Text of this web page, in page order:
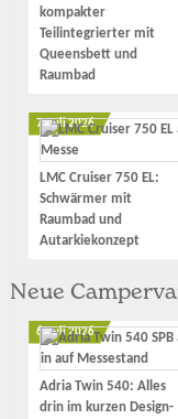
kompakter
Teilintegrierter mit
Queensbett und
Raumbad
7. Juli 2026
LMC Cruiser 750 EL:
Schwärmer mit
Raumbad und
Autarkiekonzept
Neue
6. Juli 2026
Adria Twin 540: Alles
drin im kurzen Design-